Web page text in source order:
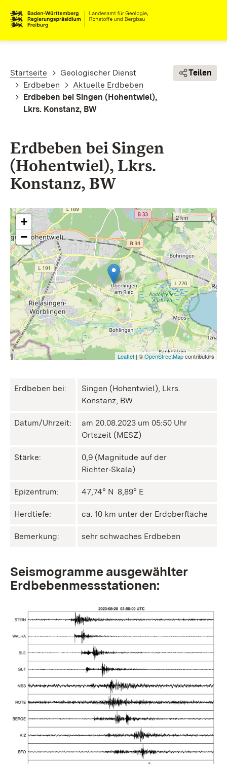
Pfadnavigation
Startseite
Geologischer Dienst
Erdbeben
Aktuelle Erdbeben
Erdbeben bei Singen (Hohentwiel),
Lkrs. Konstanz, BW
Teilen
Erdbeben bei Singen
(Hohentwiel), Lkrs.
Konstanz, BW
+
−
2 km
Leaflet | ©OpenStreetMapcontributors
Erdbeben bei:
Singen (Hohentwiel), Lkrs.
Konstanz, BW
Datum/Uhrzeit:
am 20.08.2023 um 05:50 Uhr
Ortszeit (MESZ)
Stärke:
0,9 (Magnitude auf der
Richter‑Skala)
Epizentrum: 47,74° N ㅤ 8,89° E
Herdtiefe: ca. 10 km unter der Erdoberfläche
Bemerkung: sehr schwaches Erdbeben
Seismogramme ausgewählter
Erdbebenmessstationen: